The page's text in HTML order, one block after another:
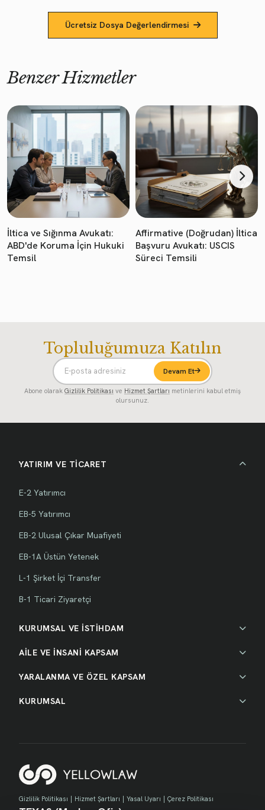
Ücretsiz Dosya Değerlendirmesi
Benzer Hizmetler
İltica ve Sığınma Avukatı:
ABD'de Koruma İçin Hukuki
Temsil
Affirmative (Doğrudan) İltica
Başvuru Avukatı: USCIS
Süreci Temsili
Topluluğumuza Katılın
Devam Et
Abone olarak Gizlilik Politikası ve Hizmet Şartları metinlerini kabul etmiş
olursunuz.
YATIRIM VE TİCARET
E-2 Yatırımcı
EB-5 Yatırımcı
EB-2 Ulusal Çıkar Muafiyeti
EB-1A Üstün Yetenek
L-1 Şirket İçi Transfer
B-1 Ticari Ziyaretçi
KURUMSAL VE İSTİHDAM
AİLE VE İNSANİ KAPSAM
YARALANMA VE ÖZEL KAPSAM
KURUMSAL
Gizlilik Politikası Hizmet Şartları Yasal Uyarı Çerez Politikası